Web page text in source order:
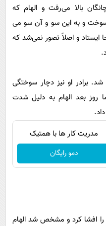
بالا می‌رفت و الهام که
و به این سو و آن سو می‌
و اصلاً تصور نمی‌شد که
شد. برادر او نیز دچار سوختگی
روز بعد الهام به دلیل شدت
مدریت کار ها با همتیک
دمو رایگان
را افشا کرد و مشخص شد الهام